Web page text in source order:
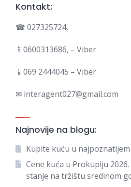
Kontakt:
☎ 027325724,
📱0600313686, – Viber
📱069 2444045 – Viber
✉ interagent027@gmail.com
Najnovije na blogu:
Kupite kuću u
Cene kuća u Prokuplju
stanje na tržištu sredinom